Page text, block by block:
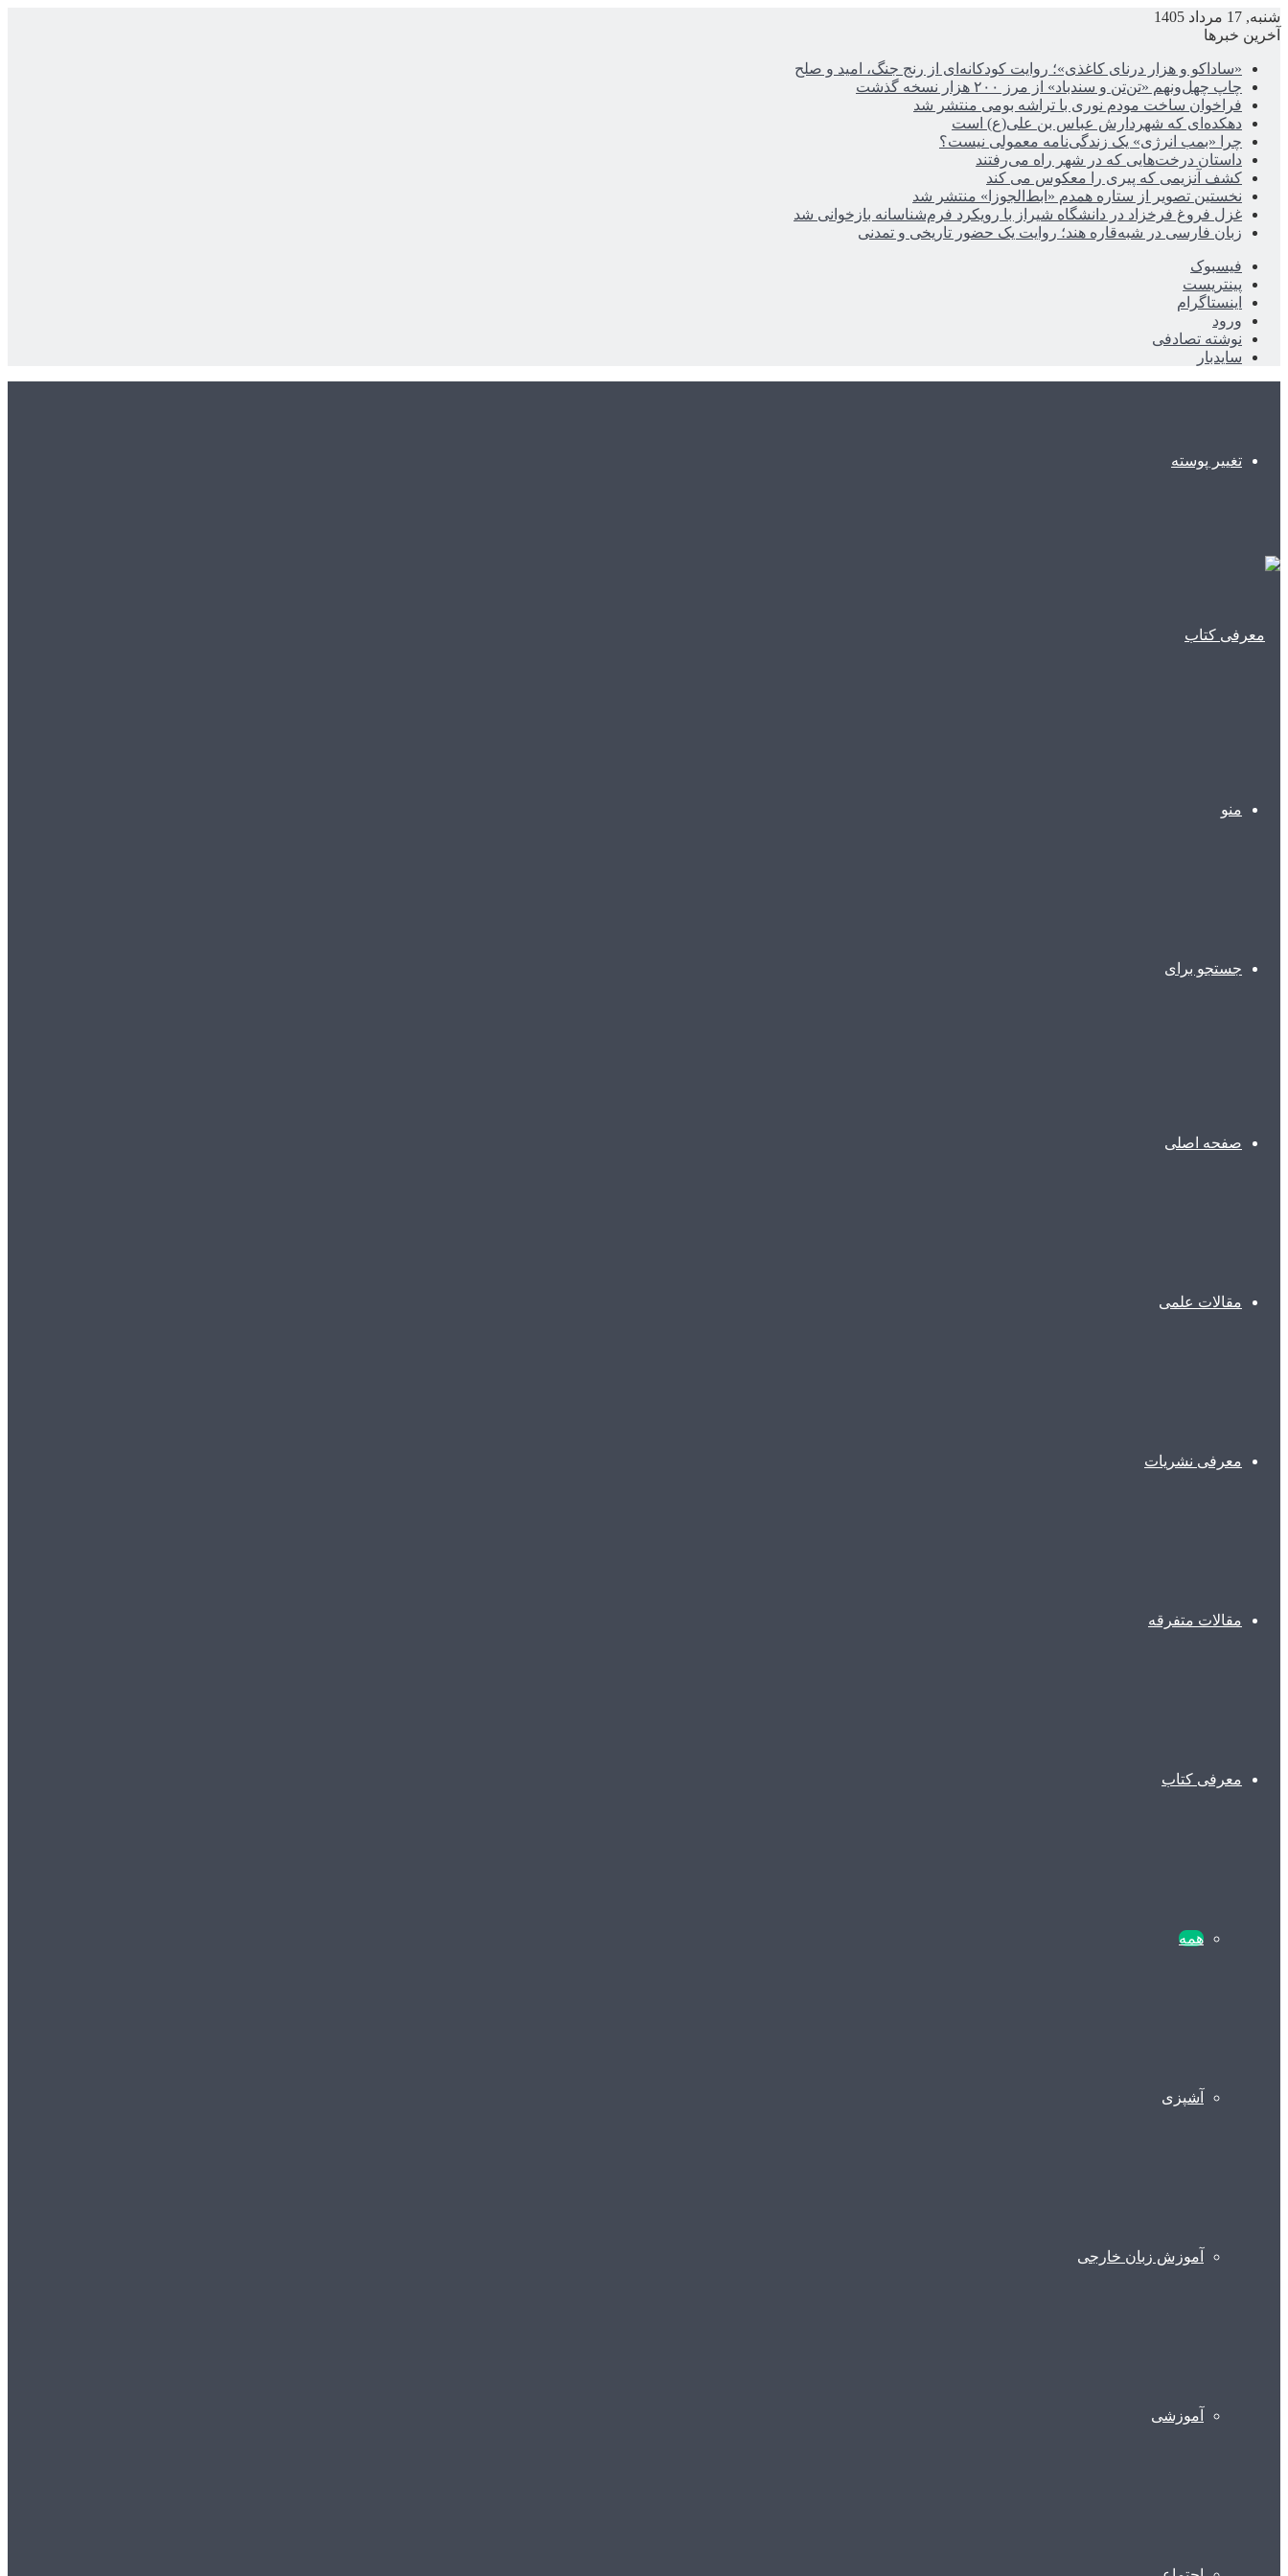
شنبه, 17 مرداد 1405
آخرین خبرها
«ساداکو و هزار درنای کاغذی»؛ روایت کودکانه‌ای از رنج جنگ، امید و صلح
چاپ چهل‌ونهم «تن‌تن و سندباد» از مرز ۲۰۰ هزار نسخه گذشت
فراخوان ساخت مودم نوری با تراشه بومی منتشر شد
دهکده‌ای که شهردارش عباس بن علی(ع) است
چرا «بمب انرژی» یک زندگی‌نامه معمولی نیست؟
داستان درخت‌هایی که در شهر راه می‌رفتند
کشف آنزیمی که پیری را معکوس می کند
نخستین تصویر از ستاره همدم «ابط‌الجوزا» منتشر شد
غزل فروغ فرخزاد در دانشگاه شیراز با رویکرد فرم‌شناسانه بازخوانی شد
زبان فارسی در شبه‌قاره هند؛ روایت یک حضور تاریخی و تمدنی
فیسبوک
پینتریست
اینستاگرام
ورود
نوشته تصادفی
سایدبار
تغییر پوسته
منو
جستجو برای
صفحه اصلی
مقالات علمی
معرفی نشریات
مقالات متفرقه
معرفی کتاب
همه
آشپزی
آموزش زبان خارجی
آموزشی